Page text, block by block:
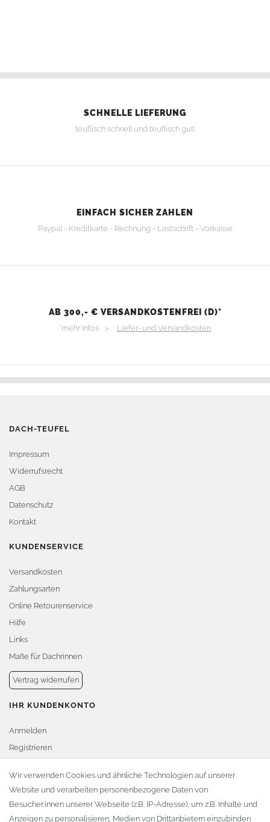
SCHNELLE LIEFERUNG
teuflisch schnell und teuflisch gut!
EINFACH SICHER ZAHLEN
Paypal - Kreditkarte - Rechnung - Lastschrift - Vorkasse
AB 300,- € VERSANDKOSTENFREI (D)*
*mehr Infos > Liefer- und Versandkosten
DACH-TEUFEL
Impressum
Widerrufsrecht
AGB
Datenschutz
Kontakt
KUNDENSERVICE
Versandkosten
Zahlungsarten
Online Retourenservice
Hilfe
Links
Maße für Dachrinnen
Vertrag widerrufen
IHR KUNDENKONTO
Anmelden
Registrieren
Warenkorb
Zur Kasse
KONTAKT
Wir verwenden Cookies und ähnliche Technologien auf unserer
Website und verarbeiten personenbezogene Daten von
Besucher:innen unserer Webseite (z.B. IP-Adresse), um z.B. Inhalte und
Anzeigen zu personalisieren, Medien von Drittanbietern einzubinden